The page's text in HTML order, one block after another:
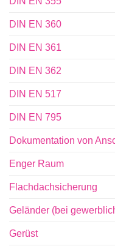
DIN EN 360
DIN EN 361
DIN EN 362
DIN EN 517
DIN EN 795
Dokumentation von
Enger Raum
Flachdachsicherung
Geländer (bei
Gerüst